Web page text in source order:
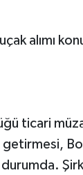
alımı
ticari